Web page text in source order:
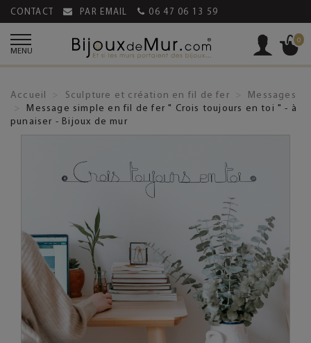
CONTACT PAR EMAIL 06 47 06 13 59
MENU
0
Accueil Sculpture et création en fil de fer
Messages
Message simple en fil de fer " Crois toujours en toi " - à
punaiser - Bijoux de mur